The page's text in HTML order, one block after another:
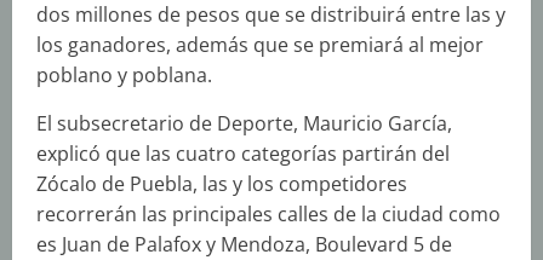
dos millones de pesos que se distribuirá entre las y
los ganadores, además que se premiará al mejor
poblano y poblana.
El subsecretario de Deporte, Mauricio García,
explicó que las cuatro categorías partirán del
Zócalo de Puebla, las y los competidores
recorrerán las principales calles de la ciudad como
es Juan de Palafox y Mendoza, Boulevard 5 de